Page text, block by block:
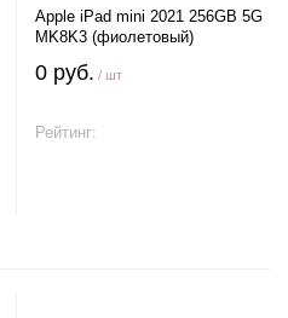
Apple iPad mini 2021 256GB 5G
MK8K3 (фиолетовый)
0 руб. / шт
Рейтинг: